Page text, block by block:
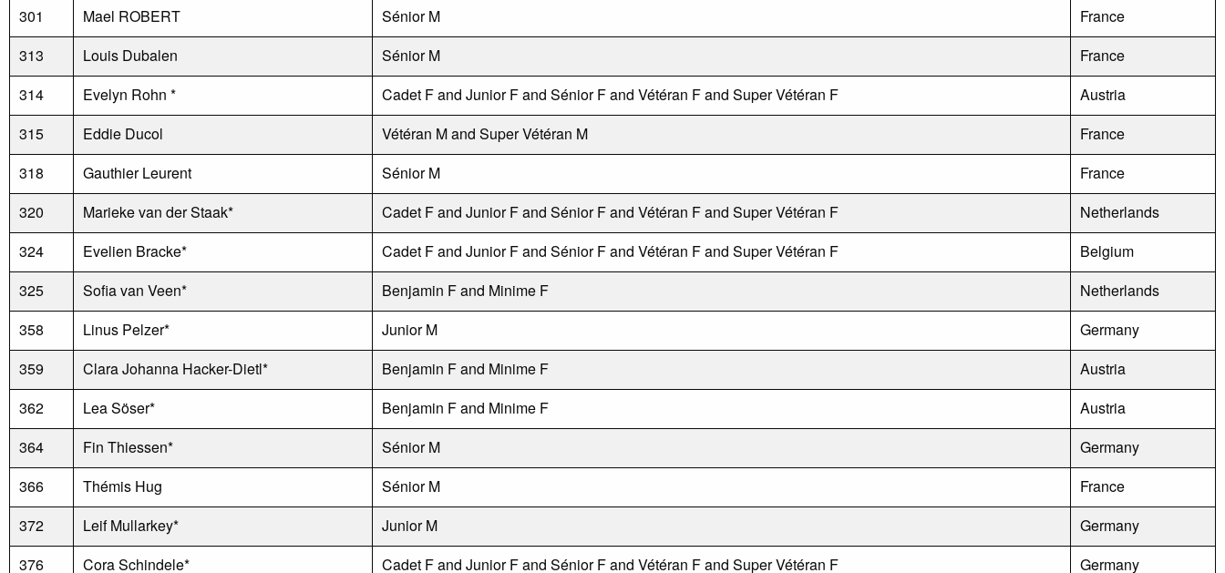
301
Mael ROBERT Sénior M
France
313
Louis Dubalen Sénior M
France
314
Evelyn Rohn * Cadet F and Junior F and Sénior F and Vétéran F and Super Vétéran F
Austria
315
Eddie Ducol Vétéran M and Super Vétéran M
France
318
Gauthier Leurent Sénior M
France
320
Marieke van der Staak* Cadet F and Junior F and Sénior F and Vétéran F and Super Vétéran F
Netherlands
324
Evelien Bracke* Cadet F and Junior F and Sénior F and Vétéran F and Super Vétéran F
Belgium
325
Sofia van Veen* Benjamin F and Minime F
Netherlands
358
Linus Pelzer* Junior M
Germany
359
Clara Johanna Hacker-Dietl* Benjamin F and Minime F
Austria
362
Lea Söser* Benjamin F and Minime F
Austria
364
Fin Thiessen* Sénior M
Germany
366
Thémis Hug Sénior M
France
372
Leif Mullarkey* Junior M
Germany
376
Cora Schindele* Cadet F and Junior F and Sénior F and Vétéran F and Super Vétéran F Germany